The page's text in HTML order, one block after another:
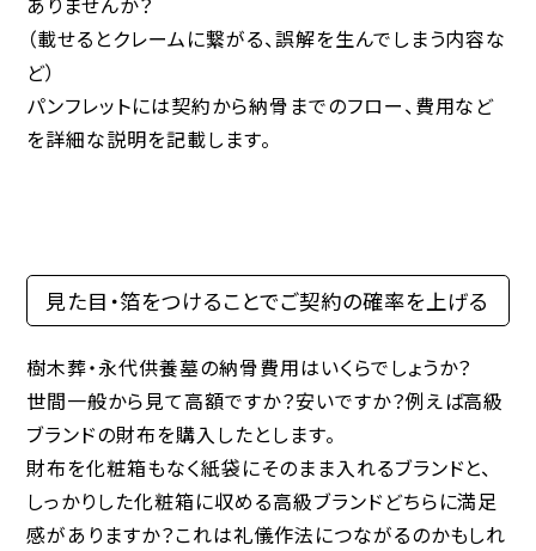
（載せるとクレームに繋がる、誤解を生んでしまう内容な
ど）
パンフレットには契約から納骨までのフロー、費用など
を詳細な説明を記載します。
見た目・箔をつけることでご契約の確率を上げる
樹木葬・永代供養墓の納骨費用はいくらでしょうか？
世間一般から見て高額ですか？安いですか？例えば高級
ブランドの財布を購入したとします。
財布を化粧箱もなく紙袋にそのまま入れるブランドと、
しっかりした化粧箱に収める高級ブランドどちらに満足
感がありますか？これは礼儀作法につながるのかもしれ